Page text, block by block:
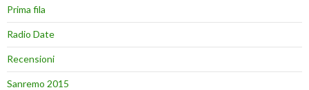
Prima fila
Radio Date
Recensioni
Sanremo 2015